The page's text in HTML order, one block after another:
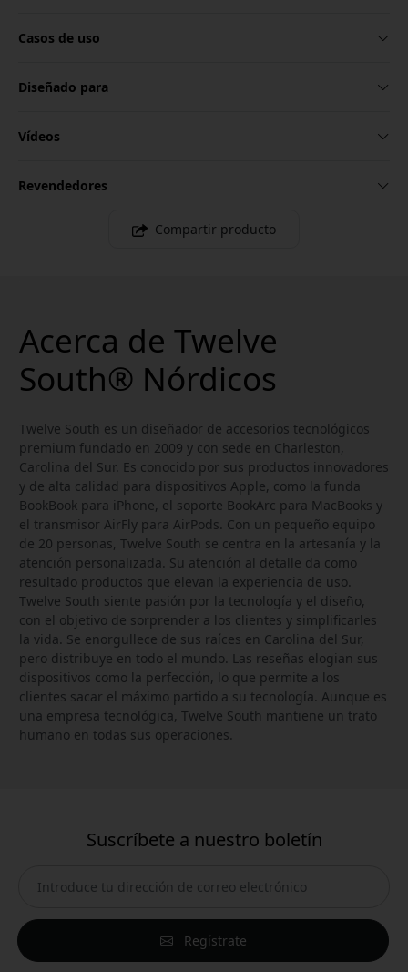
Casos de uso
Diseñado para
Vídeos
Revendedores
Compartir producto
Acerca de Twelve
South® Nórdicos
Twelve South es un diseñador de accesorios tecnológicos
premium fundado en 2009 y con sede en Charleston,
Carolina del Sur. Es conocido por sus productos innovadores
y de alta calidad para dispositivos Apple, como la funda
BookBook para iPhone, el soporte BookArc para MacBooks y
el transmisor AirFly para AirPods. Con un pequeño equipo
de 20 personas, Twelve South se centra en la artesanía y la
atención personalizada. Su atención al detalle da como
resultado productos que elevan la experiencia de uso.
Twelve South siente pasión por la tecnología y el diseño,
con el objetivo de sorprender a los clientes y simplificarles
la vida. Se enorgullece de sus raíces en Carolina del Sur,
pero distribuye en todo el mundo. Las reseñas elogian sus
dispositivos como la perfección, lo que permite a los
clientes sacar el máximo partido a su tecnología. Aunque es
una empresa tecnológica, Twelve South mantiene un trato
humano en todas sus operaciones.
Suscríbete a nuestro boletín
Regístrate